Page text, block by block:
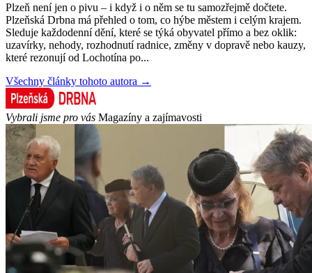
Plzeň není jen o pivu – i když i o něm se tu samozřejmě dočtete.
Plzeňská Drbna má přehled o tom, co hýbe městem i celým krajem.
Sleduje každodenní dění, které se týká obyvatel přímo a bez oklik:
uzavírky, nehody, rozhodnutí radnice, změny v dopravě nebo kauzy,
které rezonují od Lochotína po...
Všechny články tohoto autora →
Vybrali jsme pro vás Magazíny a zajímavosti